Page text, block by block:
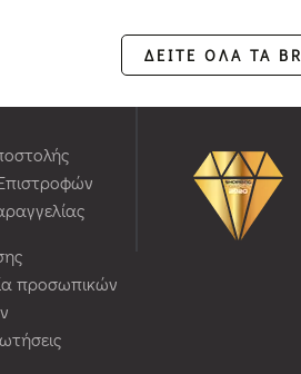
ΔΕΙΤΕ ΟΛΑ ΤΑ
προσωπικών